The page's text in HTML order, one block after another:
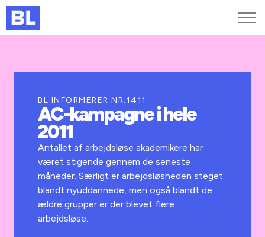
Kurser og arrangementer
Jobportalen
BL INFORMERER NR.1411
AC-kampagne i hele
2011
Antallet af arbejdsløse akademikere har
været stigende gennem de seneste
måneder. Særligt er arbejdsløsheden steget
blandt nyuddannede, men også blandt de
ældre grupper er der blevet flere
arbejdsløse.